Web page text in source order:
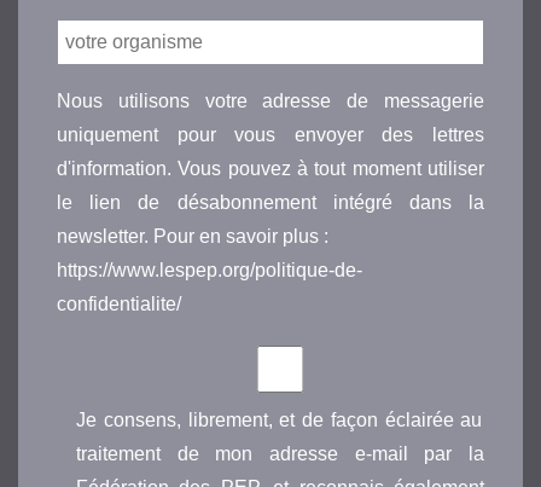
Nous utilisons votre adresse de messagerie
uniquement pour vous envoyer des lettres
d'information. Vous pouvez à tout moment utiliser
le lien de désabonnement intégré dans la
newsletter. Pour en savoir plus :
https://www.lespep.org/politique-de-
confidentialite/
Je consens, librement, et de façon éclairée au
traitement de mon adresse e-mail par la